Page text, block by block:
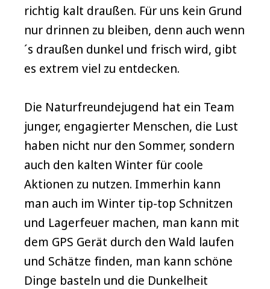
richtig kalt draußen. Für uns kein Grund
nur drinnen zu bleiben, denn auch wenn
´s draußen dunkel und frisch wird, gibt
es extrem viel zu entdecken.
Die Naturfreundejugend hat ein Team
junger, engagierter Menschen, die Lust
haben nicht nur den Sommer, sondern
auch den kalten Winter für coole
Aktionen zu nutzen. Immerhin kann
man auch im Winter tip-top Schnitzen
und Lagerfeuer machen, man kann mit
dem GPS Gerät durch den Wald laufen
und Schätze finden, man kann schöne
Dinge basteln und die Dunkelheit